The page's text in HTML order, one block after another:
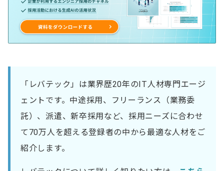
「レバテック」は業界歴20年のIT人材専門エージ
ェントです。中途採用、フリーランス（業務委
託）、派遣、新卒採用など、採用ニーズに合わせ
て70万人を超える登録者の中から最適な人材をご
紹介します。